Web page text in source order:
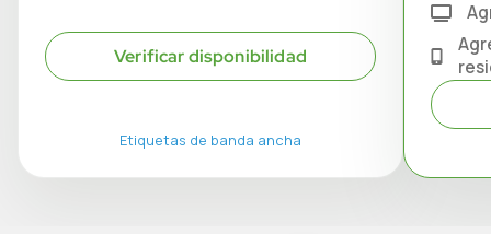
Verificar disponibilidad
Etiquetas de banda ancha